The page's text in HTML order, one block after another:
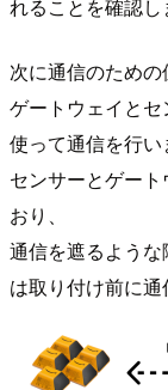
れることを確認し
次に通信のための
ゲートウェイと
使って通信を行い
センサーとゲー
おり、
通信を遮るよう
は取り付け前に通